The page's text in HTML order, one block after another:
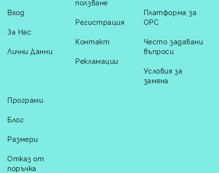
Вход
За Нас
Лични Данни
ползване
Регистрация
Контакт
Рекламации
Платформа за
ОРС
Често задавани
въпроси
Условия за
замяна
Програми
Блог
Размери
Отказ от
поръчка